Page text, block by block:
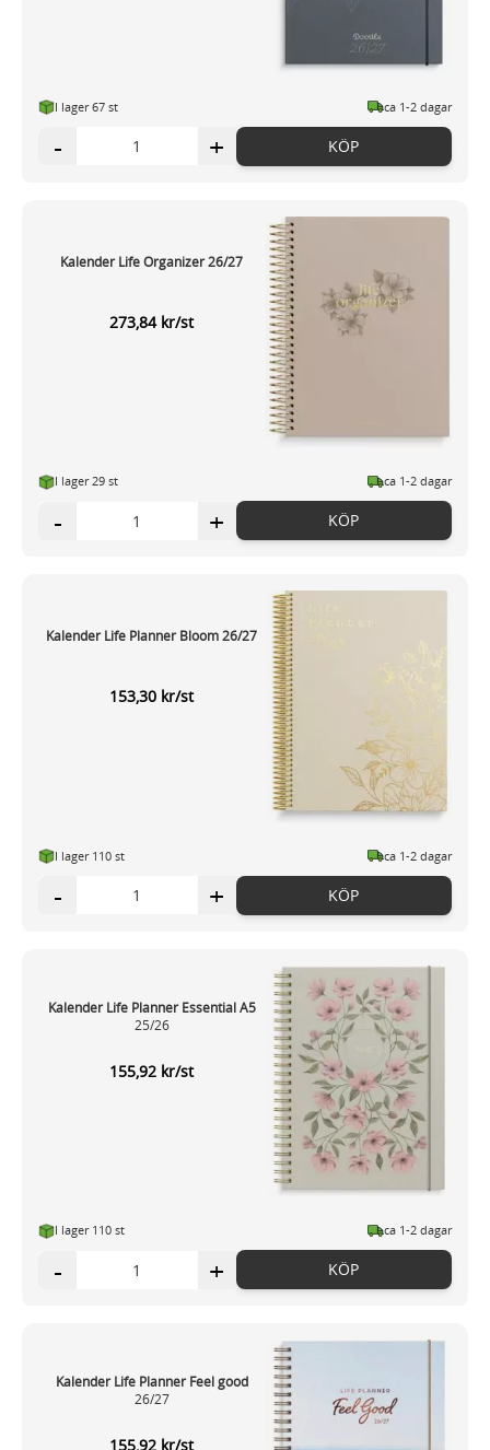
I lager 67 st ca 1-2 dagar
- + KÖP
Kalender Life Organizer 26/27
273,84 kr/st
I lager 29 st ca 1-2 dagar
- + KÖP
Kalender Life Planner Bloom 26/27
153,30 kr/st
I lager 110 st ca 1-2 dagar
- + KÖP
Kalender Life Planner Essential A5
25/26
155,92 kr/st
I lager 110 st ca 1-2 dagar
- + KÖP
Kalender Life Planner Feel good
26/27
155,92 kr/st